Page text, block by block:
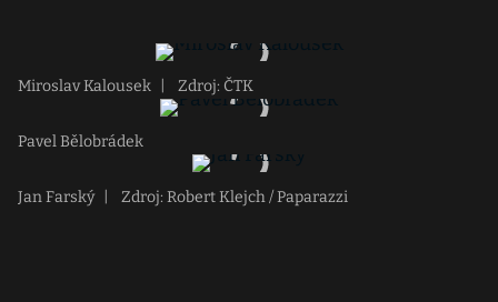
Miroslav Kalousek Zdroj: ČTK
Pavel Bělobrádek
Jan Farský Zdroj: Robert Klejch / Paparazzi